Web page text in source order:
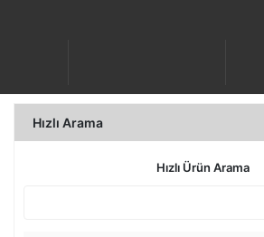
Hızlı Arama
Hızlı Ürün Arama